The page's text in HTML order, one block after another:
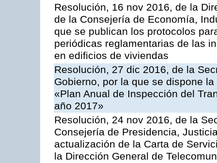
Resolución, 16 nov 2016, de la
de la Consejería de Economía,
que se publican los protocolos
periódicas reglamentarias de las
en edificios de viviendas
Resolución, 27 dic 2016, de la
Gobierno, por la que se dispone
«Plan Anual de Inspección del
año 2017»
Resolución, 24 nov 2016, de la
Consejería de Presidencia,
actualización de la Carta de
la Dirección General de